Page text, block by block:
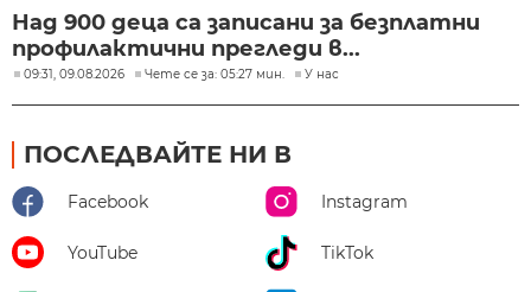
Над 900 деца са записани за безплатни
профилактични прегледи в...
09:31, 09.08.2026 Чете се за: 05:27 мин. У нас
ПОСЛЕДВАЙТЕ НИ В
Facebook Instagram
YouTube TikTok